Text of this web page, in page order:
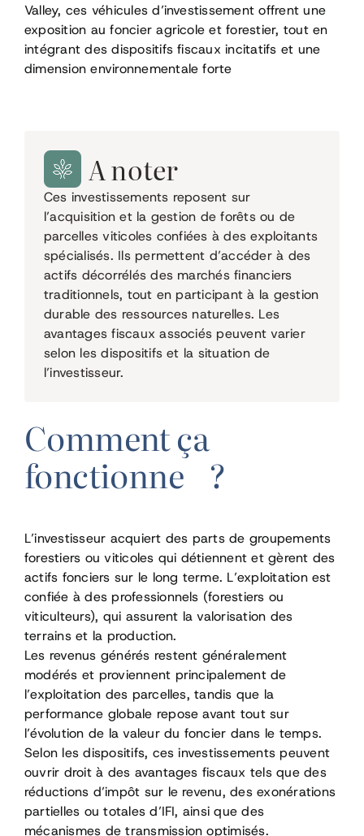
Valley, ces véhicules d’investissement offrent une
exposition au foncier agricole et forestier, tout en
intégrant des dispositifs fiscaux incitatifs et une
dimension environnementale forte
A noter
Ces investissements reposent sur
l’acquisition et la gestion de forêts ou de
parcelles viticoles confiées à des exploitants
spécialisés. Ils permettent d’accéder à des
actifs décorrélés des marchés financiers
traditionnels, tout en participant à la gestion
durable des ressources naturelles. Les
avantages fiscaux associés peuvent varier
selon les dispositifs et la situation de
l’investisseur.
Comment ça
fonctionne ?
L’investisseur acquiert des parts de groupements
forestiers ou viticoles qui détiennent et gèrent des
actifs fonciers sur le long terme. L’exploitation est
confiée à des professionnels (forestiers ou
viticulteurs), qui assurent la valorisation des
terrains et la production.
Les revenus générés restent généralement
modérés et proviennent principalement de
l’exploitation des parcelles, tandis que la
performance globale repose avant tout sur
l’évolution de la valeur du foncier dans le temps.
Selon les dispositifs, ces investissements peuvent
ouvrir droit à des avantages fiscaux tels que des
réductions d’impôt sur le revenu, des exonérations
partielles ou totales d’IFI, ainsi que des
mécanismes de transmission optimisés.